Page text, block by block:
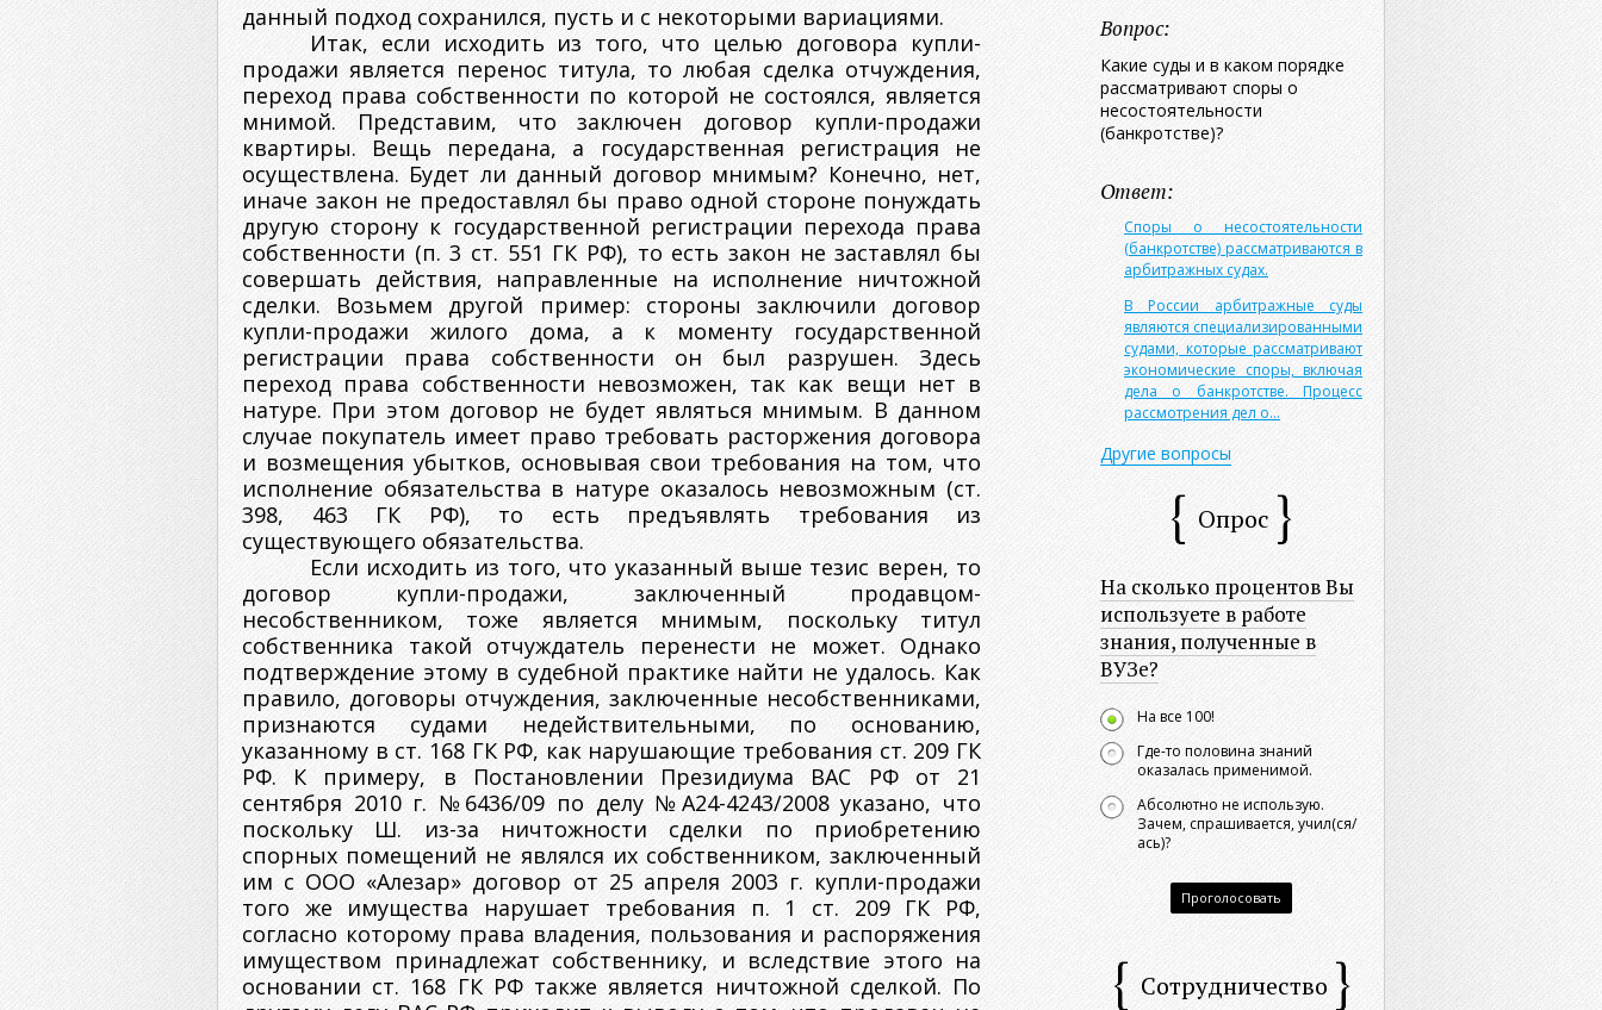
данный подход сохранился, пусть и с некоторыми вариациями.
Итак, если исходить из того, что целью договора купли-
продажи является перенос титула, то любая сделка отчуждения,
переход права собственности по которой не состоялся, является
мнимой. Представим, что заключен договор купли-продажи
квартиры. Вещь передана, а государственная регистрация не
осуществлена. Будет ли данный договор мнимым? Конечно, нет,
иначе закон не предоставлял бы право одной стороне понуждать
другую сторону к государственной регистрации перехода права
собственности (п. 3 ст. 551 ГК РФ), то есть закон не заставлял бы
совершать действия, направленные на исполнение ничтожной
сделки. Возьмем другой пример: стороны заключили договор
купли-продажи жилого дома, а к моменту государственной
регистрации права собственности он был разрушен. Здесь
переход права собственности невозможен, так как вещи нет в
натуре. При этом договор не будет являться мнимым. В данном
случае покупатель имеет право требовать расторжения договора
и возмещения убытков, основывая свои требования на том, что
исполнение обязательства в натуре оказалось невозможным (ст.
398, 463 ГК РФ), то есть предъявлять требования из
существующего обязательства.
Если исходить из того, что указанный выше тезис верен, то
договор купли-продажи, заключенный продавцом-
несобственником, тоже является мнимым, поскольку титул
собственника такой отчуждатель перенести не может. Однако
подтверждение этому в судебной практике найти не удалось. Как
правило, договоры отчуждения, заключенные несобственниками,
признаются судами недействительными, по основанию,
указанному в ст. 168 ГК РФ, как нарушающие требования ст. 209 ГК
РФ. К примеру, в Постановлении Президиума ВАС РФ от 21
сентября 2010 г. №6436/09 по делу №А24-4243/2008 указано, что
поскольку Ш. из-за ничтожности сделки по приобретению
спорных помещений не являлся их собственником, заключенный
им с ООО «Алезар» договор от 25 апреля 2003 г. купли-продажи
того же имущества нарушает требования п. 1 ст. 209 ГК РФ,
согласно которому права владения, пользования и распоряжения
имуществом принадлежат собственнику, и вследствие этого на
основании ст. 168 ГК РФ также является ничтожной сделкой. По
Вопрос:
Какие суды и в каком порядке
рассматривают споры о
несостоятельности
(банкротстве)?
Ответ:
Споры о несостоятельности
(банкротстве) рассматриваются в
арбитражных судах.
В России арбитражные суды
являются специализированными
судами, которые рассматривают
экономические споры, включая
дела о банкротстве. Процесс
рассмотрения дел о...
Другие вопросы
Опрос
На сколько процентов Вы
используете в работе
знания, полученные в
ВУЗе?
На все 100!
Где-то половина знаний
оказалась применимой.
Абсолютно не использую.
Зачем, спрашивается, учил(ся/
ась)?
Проголосовать
Сотрудничество